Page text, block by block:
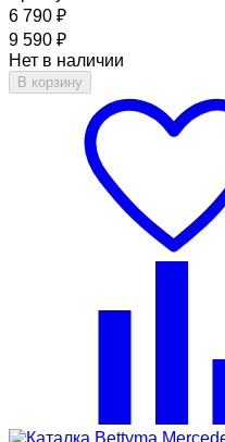
6 790 ₽
9 590 ₽
Нет в наличии
В корзину